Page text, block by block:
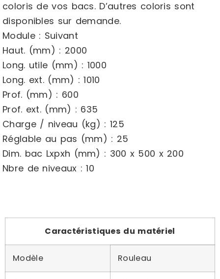
coloris de vos bacs. D’autres coloris sont
disponibles sur demande.
Module : Suivant
Haut. (mm) : 2000
Long. utile (mm) : 1000
Long. ext. (mm) : 1010
Prof. (mm) : 600
Prof. ext. (mm) : 635
Charge / niveau (kg) : 125
Réglable au pas (mm) : 25
Dim. bac Lxpxh (mm) : 300 x 500 x 200
Nbre de niveaux : 10
Caractéristiques du matériel
Modèle Rouleau